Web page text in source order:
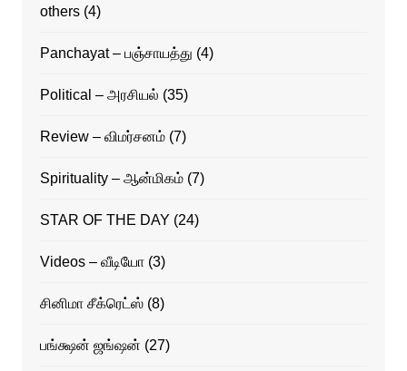
others(4)
Panchayat – பஞ்சாயத்து (4)
Political – அரசியல் (35)
Review – விமர்சனம்(7)
Spirituality – ஆன்மிகம்(7)
STAR OF THE DAY (24)
Videos – வீடியோ(3)
சினிமா சீக்ரெட்ஸ்(8)
பங்க்ஷன் ஜங்ஷன் (27)